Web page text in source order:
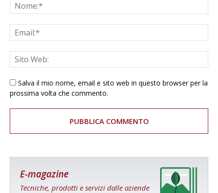
Salva il mio nome, email e sito web in questo browser per la
prossima volta che commento.
E-magazine
Tecniche, prodotti e servizi dalle aziende